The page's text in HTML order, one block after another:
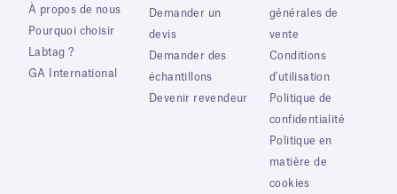
À propos de nous
Pourquoi choisir
Labtag ?
GA International
Demander un
devis
Demander des
échantillons
Devenir revendeur
générales de
vente
Conditions
d'utilisation
Politique de
confidentialité
Politique en
matière de
cookies